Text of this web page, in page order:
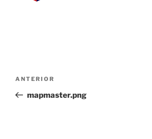
ANTERIOR
mapmaster.png